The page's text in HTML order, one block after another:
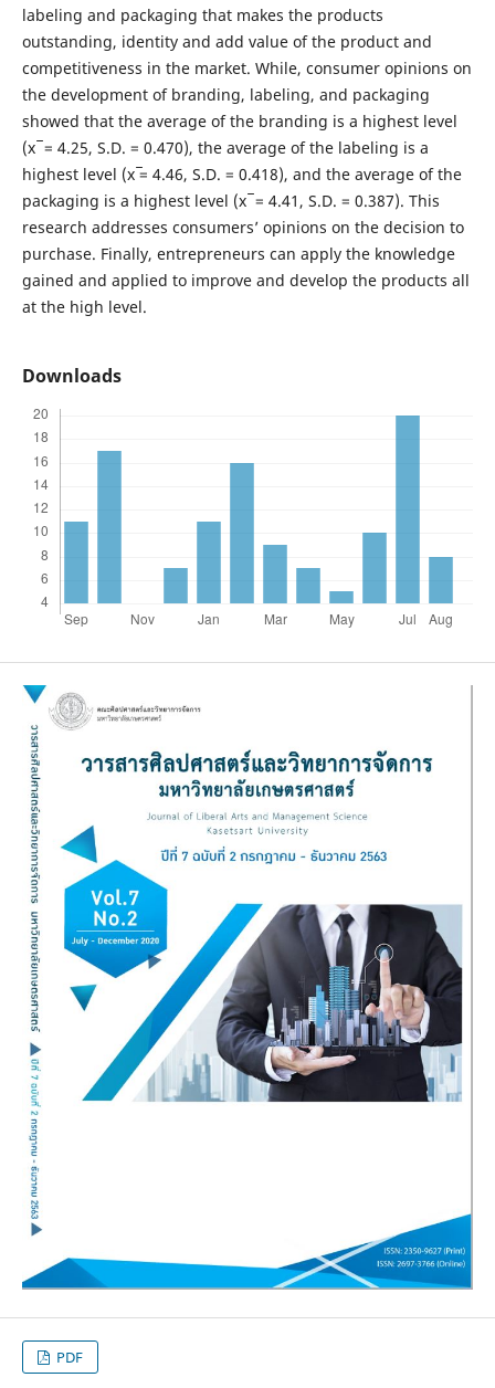
labeling and packaging that makes the products
outstanding, identity and add value of the product and
competitiveness in the market. While, consumer opinions on
the development of branding, labeling, and packaging
showed that the average of the branding is a highest level
(x ̅ = 4.25, S.D. = 0.470), the average of the labeling is a
highest level (x ̅= 4.46, S.D. = 0.418), and the average of the
packaging is a highest level (x ̅ = 4.41, S.D. = 0.387). This
research addresses consumers’ opinions on the decision to
purchase. Finally, entrepreneurs can apply the knowledge
gained and applied to improve and develop the products all
at the high level.
Downloads
PDF